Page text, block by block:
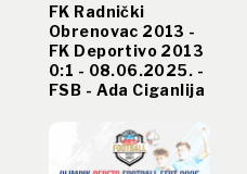
FK Radnički
Obrenovac 2013 -
FK Deportivo 2013
0:1 - 08.06.2025. -
FSB - Ada Ciganlija